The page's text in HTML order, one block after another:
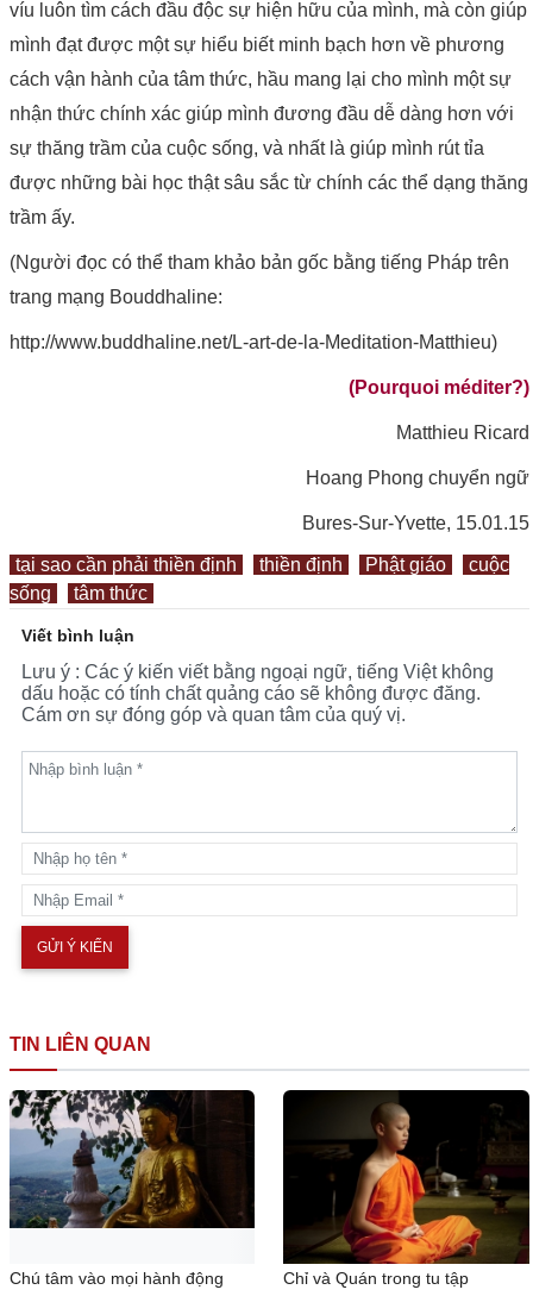
víu luôn tìm cách đầu độc sự hiện hữu của mình, mà còn giúp
mình đạt được một sự hiểu biết minh bạch hơn về phương
cách vận hành của tâm thức, hầu mang lại cho mình một sự
nhận thức chính xác giúp mình đương đầu dễ dàng hơn với
sự thăng trầm của cuộc sống, và nhất là giúp mình rút tỉa
được những bài học thật sâu sắc từ chính các thể dạng thăng
trầm ấy.
(Người đọc có thể tham khảo bản gốc bằng tiếng Pháp trên
trang mạng Bouddhaline:
http://www.buddhaline.net/L-art-de-la-Meditation-Matthieu)
(Pourquoi méditer?)
Matthieu Ricard
Hoang Phong chuyển ngữ
Bures-Sur-Yvette, 15.01.15
tại sao cần phải thiền định thiền định Phật giáo
cuộc
sống
tâm thức
Viết bình luận
Lưu ý : Các ý kiến viết bằng ngoại ngữ, tiếng Việt không
dấu hoặc có tính chất quảng cáo sẽ không được đăng.
Cám ơn sự đóng góp và quan tâm của quý vị.
TIN LIÊN QUAN
Chú tâm vào mọi hành động Chỉ và Quán trong tu tập